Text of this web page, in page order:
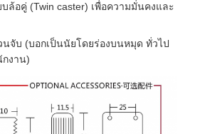
ล้อคู่ (Twin caster) เพื่อความมั่นคงและ
นจับ (บอกเป็นนัยโดยร่องบนหมุด ทั่วไป
กงาน)